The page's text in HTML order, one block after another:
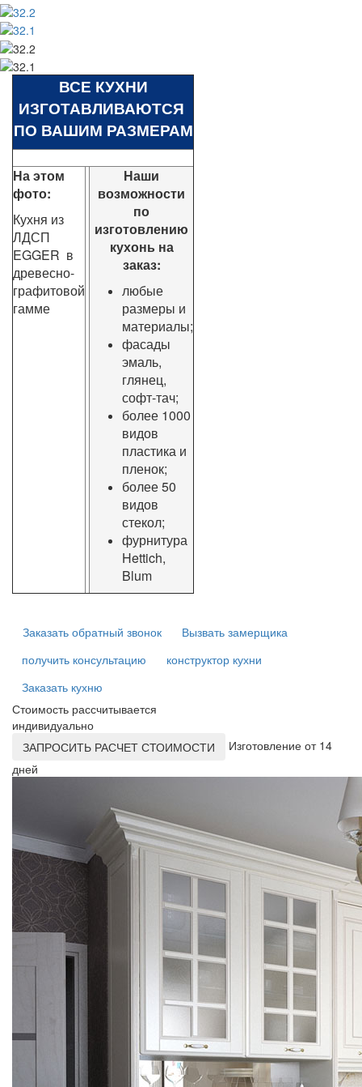
ВСЕ КУХНИ
ИЗГОТАВЛИВАЮТСЯ
ПО ВАШИМ РАЗМЕРАМ
На этом
фото:
Кухня из
ЛДСП
EGGER в
древесно-
графитовой
гамме
Наши
возможности
по
изготовлению
кухонь на
заказ:
любые
размеры и
материалы;
фасады
эмаль,
глянец,
софт-тач;
более 1000
видов
пластика и
пленок;
более 50
видов
стекол;
фурнитура
Hettich,
Blum
Заказать обратный звонок
Вызвать замерщика
получить консультацию
конструктор кухни
Заказать кухню
Стоимость рассчитывается
индивидуально
ЗАПРОСИТЬ РАСЧЕТ СТОИМОСТИ
Изготовление от 14
дней